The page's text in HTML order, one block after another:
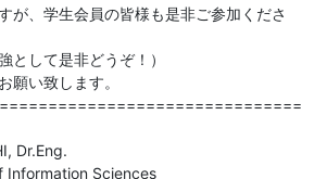
が、学生会員の皆様も是非ご参加くださ
として是非どうぞ！）
願い致します。
Dr.Eng.